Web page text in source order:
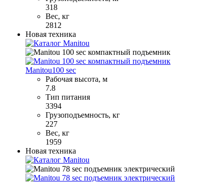
318
Вес, кг
2812
Новая техника
Manitou100 sec
Рабочая высота, м
7.8
Тип питания
3394
Грузоподъемность, кг
227
Вес, кг
1959
Новая техника